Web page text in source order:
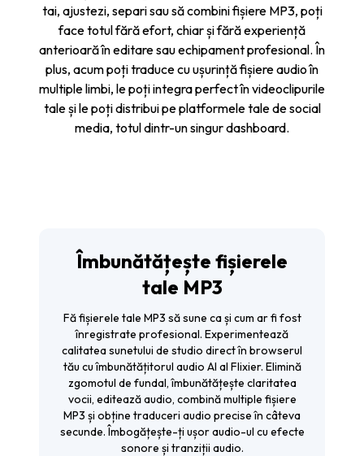
tai, ajustezi, separi sau să combini fișiere MP3, poți
face totul fără efort, chiar și fără experiență
anterioară în editare sau echipament profesional. În
plus, acum poți traduce cu ușurință fișiere audio în
multiple limbi, le poți integra perfect în videoclipurile
tale și le poți distribui pe platformele tale de social
media, totul dintr-un singur dashboard.
Îmbunătățește fișierele
tale MP3
Fă fișierele tale MP3 să sune ca și cum ar fi fost
înregistrate profesional. Experimentează
calitatea sunetului de studio direct în browserul
tău cu îmbunătățitorul audio AI al Flixier. Elimină
zgomotul de fundal, îmbunătățește claritatea
vocii, editează audio, combină multiple fișiere
MP3 și obține traduceri audio precise în câteva
secunde. Îmbogățește-ți ușor audio-ul cu efecte
sonore și tranziții audio.